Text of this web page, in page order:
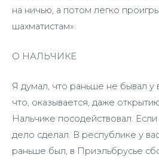
на ничью, а потом легко
шахматистам».
О НАЛЬЧИКЕ
Я думал, что раньше не бывал у
что, оказывается, даже
Нальчике посодействовал. Если
дело сделал. В республике у
раньше был, в Приэльбрусье